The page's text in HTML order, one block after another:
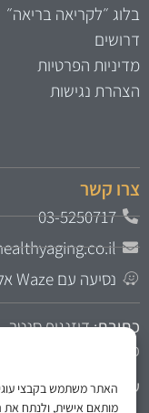
האתר משתמש בקבצי
מותאם אישית, ולנתח את
״לקריאה בריאה״
הפרטיות
נגישות
קשר
03-5250717
נסיעה עם Waze אל בשיבה בריאה
משער 3 או מהחניון העליון
קבלה:ימים א-ה 9:00-18:00 בתיאום מראש בלבד